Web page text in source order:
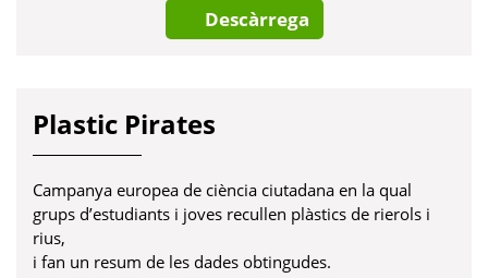
Descàrrega
Plastic Pirates
Campanya europea de ciència ciutadana en la qual
grups d’estudiants i joves recullen plàstics de rierols i
rius,
i fan un resum de les dades obtingudes.